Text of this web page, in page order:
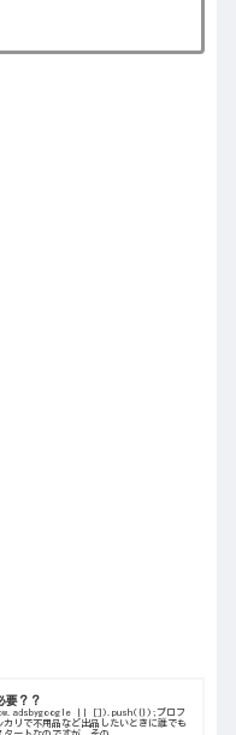
要？？
|| []).push({});プロフ
カリで不用品など出品したいときに誰でも